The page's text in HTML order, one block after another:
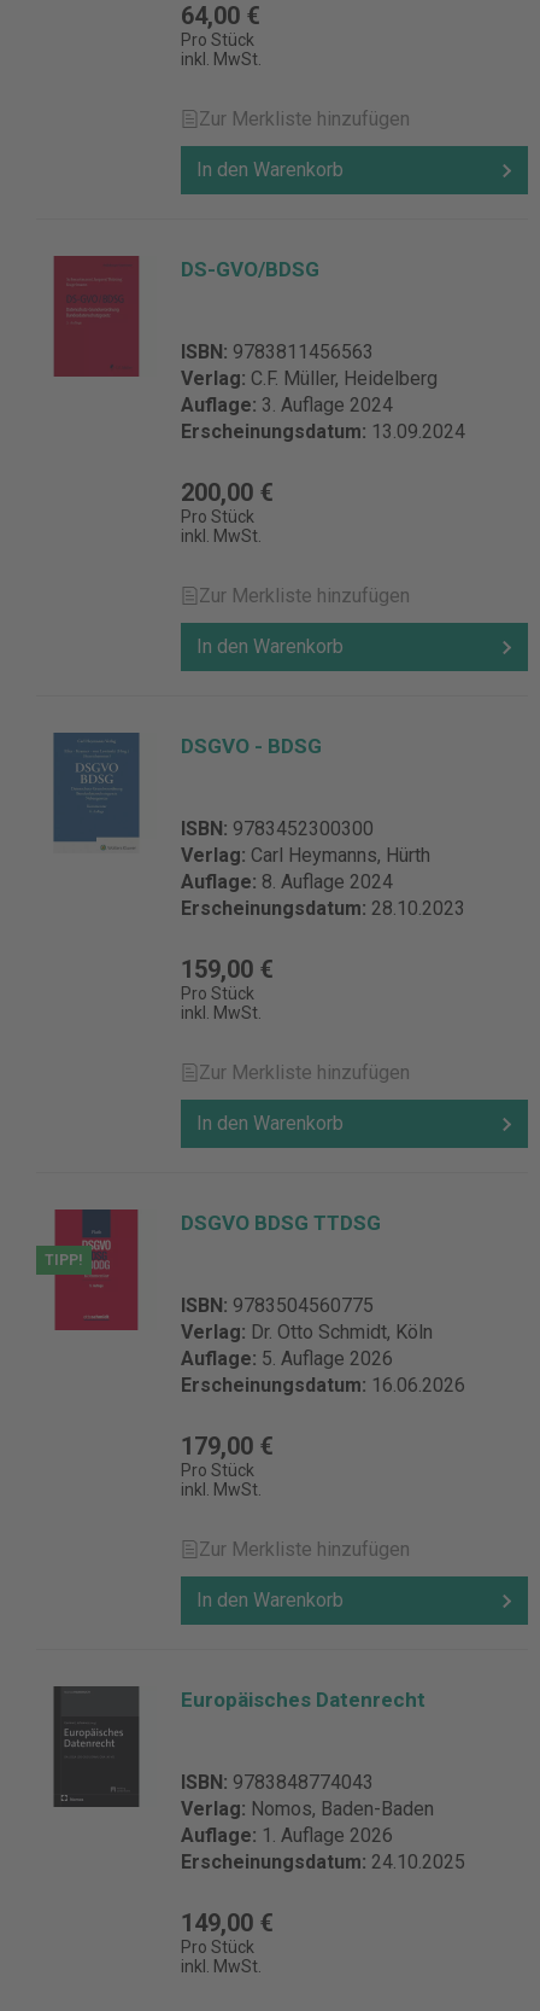
64,00 €
Pro Stück
inkl. MwSt.
Zur Merkliste hinzufügen
In den Warenkorb
DS-GVO/BDSG
ISBN: 9783811456563
Verlag: C.F. Müller, Heidelberg
Auflage: 3. Auflage 2024
Erscheinungsdatum: 13.09.2024
200,00 €
Pro Stück
inkl. MwSt.
Zur Merkliste hinzufügen
In den Warenkorb
DSGVO - BDSG
ISBN: 9783452300300
Verlag: Carl Heymanns, Hürth
Auflage: 8. Auflage 2024
Erscheinungsdatum: 28.10.2023
159,00 €
Pro Stück
inkl. MwSt.
Zur Merkliste hinzufügen
In den Warenkorb
TIPP!
DSGVO BDSG TTDSG
ISBN: 9783504560775
Verlag: Dr. Otto Schmidt, Köln
Auflage: 5. Auflage 2026
Erscheinungsdatum: 16.06.2026
179,00 €
Pro Stück
inkl. MwSt.
Zur Merkliste hinzufügen
In den Warenkorb
Europäisches Datenrecht
ISBN: 9783848774043
Verlag: Nomos, Baden-Baden
Auflage: 1. Auflage 2026
Erscheinungsdatum: 24.10.2025
149,00 €
Pro Stück
inkl. MwSt.